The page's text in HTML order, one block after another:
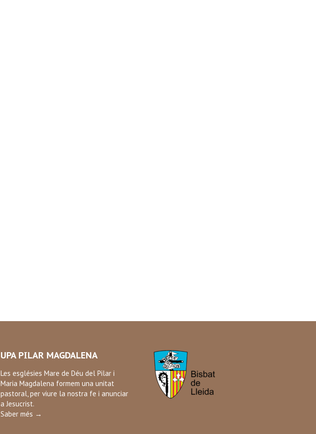
UPA PILAR MAGDALENA
Les esglésies Mare de Déu del Pilar i
Maria Magdalena formem una unitat
pastoral, per viure la nostra fe i anunciar
a Jesucrist.
Saber més →